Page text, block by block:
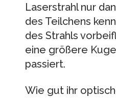
Laserstrahl nur
des Teilchens
des Strahls
eine größere
passiert.
Wie gut ihr